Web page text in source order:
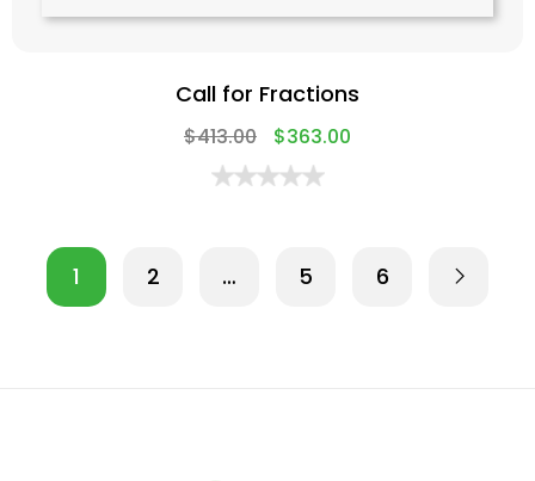
Call for Fractions
$413.00 $363.00
1 2 … 5 6